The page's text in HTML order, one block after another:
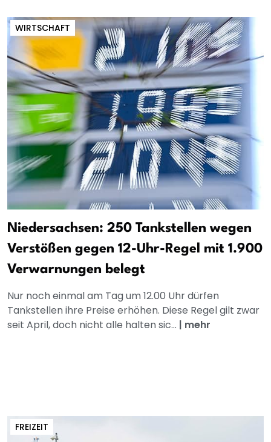
WIRTSCHAFT
Niedersachsen: 250 Tankstellen wegen
Verstößen gegen 12-Uhr-Regel mit 1.900
Verwarnungen belegt
Nur noch einmal am Tag um 12.00 Uhr dürfen
Tankstellen ihre Preise erhöhen. Diese Regel gilt zwar
seit April, doch nicht alle halten sic... | mehr
FREIZEIT